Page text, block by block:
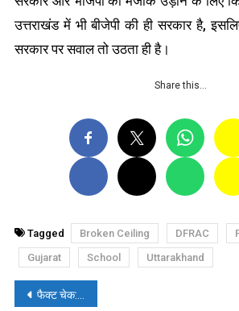
उत्तराखंड में भी बीजेपी की ही सरकार है,
सरकार पर सवाल तो उठता ही है।
Share this…
Tagged Broken Ceiling DFRAC
Gujarat
School Uttarakhand
पोस्ट
फैक्ट चेक: वोट न देने पर आपके बैंक से 350 रुपये कटेंगे?